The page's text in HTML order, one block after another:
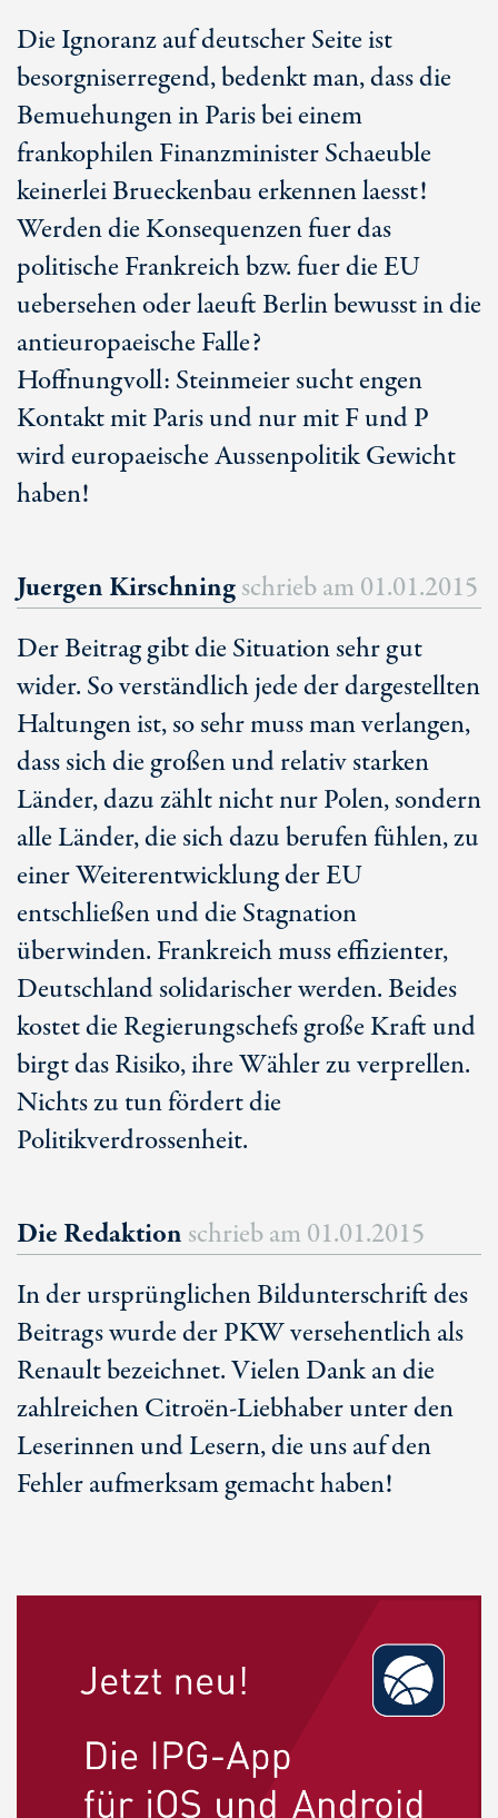
Die Ignoranz auf deutscher Seite ist
besorgniserregend, bedenkt man, dass die
Bemuehungen in Paris bei einem
frankophilen Finanzminister Schaeuble
keinerlei Brueckenbau erkennen laesst!
Werden die Konsequenzen fuer das
politische Frankreich bzw. fuer die EU
uebersehen oder laeuft Berlin bewusst in die
antieuropaeische Falle?
Hoffnungvoll: Steinmeier sucht engen
Kontakt mit Paris und nur mit F und P
wird europaeische Aussenpolitik Gewicht
haben!
Juergen Kirschningschrieb am 01.01.2015
Der Beitrag gibt die Situation sehr gut
wider. So verständlich jede der dargestellten
Haltungen ist, so sehr muss man verlangen,
dass sich die großen und relativ starken
Länder, dazu zählt nicht nur Polen, sondern
alle Länder, die sich dazu berufen fühlen, zu
einer Weiterentwicklung der EU
entschließen und die Stagnation
überwinden. Frankreich muss effizienter,
Deutschland solidarischer werden. Beides
kostet die Regierungschefs große Kraft und
birgt das Risiko, ihre Wähler zu verprellen.
Nichts zu tun fördert die
Politikverdrossenheit.
Die Redaktion schrieb am 01.01.2015
In der ursprünglichen Bildunterschrift des
Beitrags wurde der PKW versehentlich als
Renault bezeichnet. Vielen Dank an die
zahlreichen Citroën-Liebhaber unter den
Leserinnen und Lesern, die uns auf den
Fehler aufmerksam gemacht haben!